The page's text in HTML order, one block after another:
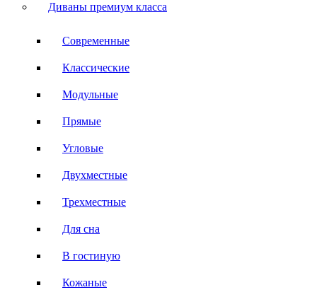
Диваны премиум класса
Современные
Классические
Модульные
Прямые
Угловые
Двухместные
Трехместные
Для сна
В гостиную
Кожаные